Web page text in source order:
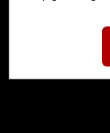
Ao se cadastrar,